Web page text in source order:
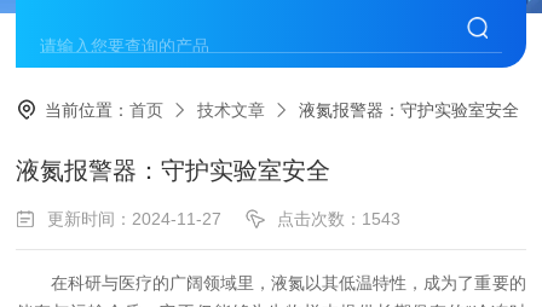
当前位置：首页 技术文章 液氮报警器：守护实验室安全
液氮报警器：守护实验室安全
更新时间：2024-11-27 点击次数：1543
在科研与医疗的广阔领域里，液氮以其低温特性，成为了重要的